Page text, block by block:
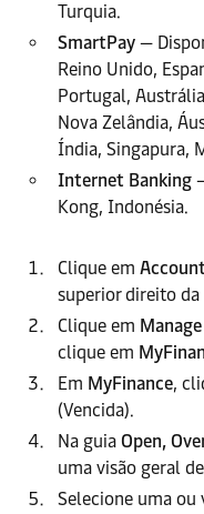
Turquia.
SmartPay —
Reino Unido,
Portugal,
Nova Zelândia,
Índia, Singapura,
Internet Banking
Kong, Indonésia.
Clique em Account
superior direito
Clique em Manage
clique em
Em MyFinance,
(Vencida).
Na guia Open,
uma visão geral
Selecione uma ou